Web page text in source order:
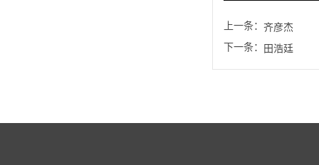
上一条： 齐彦杰
下一条： 田浩廷